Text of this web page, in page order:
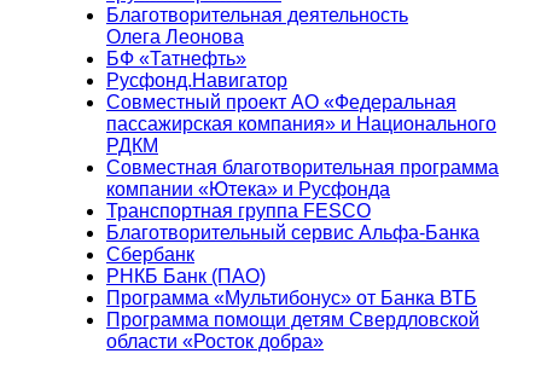
Благотворительная деятельность
Олега Леонова
БФ «Татнефть»
Русфонд.Навигатор
Совместный проект АО «Федеральная
пассажирская компания» и Национального
РДКМ
Совместная благотворительная программа
компании «Ютека» и Русфонда
Транспортная группа FESCO
Благотворительный сервис Альфа-Банка
Сбербанк
РНКБ Банк (ПАО)
Программа «Мультибонус» от Банка ВТБ
Программа помощи детям Свердловской
области «Росток добра»